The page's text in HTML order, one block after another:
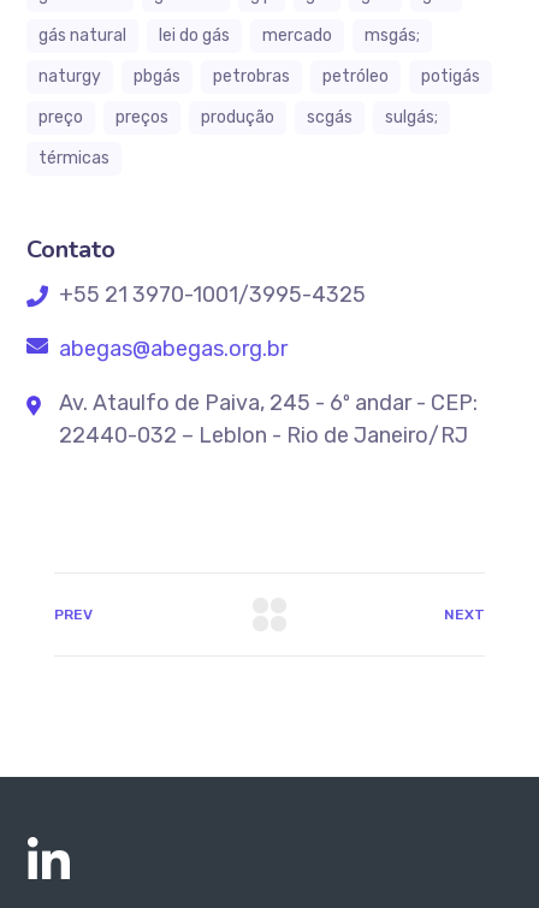
gás natural
lei do gás mercado
msgás;
naturgy
pbgás petrobras petróleo
potigás
preço
preços produção scgás
sulgás;
térmicas
Contato
+55 21 3970-1001/3995-4325
abegas@abegas.org.br
Av. Ataulfo de Paiva, 245 - 6º andar - CEP:
22440-032 – Leblon - Rio de Janeiro/RJ
PREV NEXT